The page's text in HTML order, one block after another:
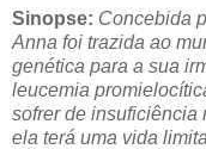
Sinopse: Concebida
Anna foi trazida ao
genética para a sua
leucemia
sofrer de insuficiência
ela terá uma vida